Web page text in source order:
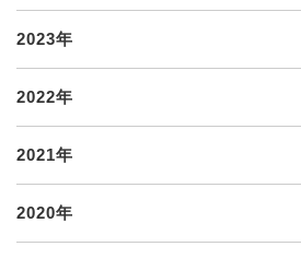
2023年
2022年
2021年
2020年